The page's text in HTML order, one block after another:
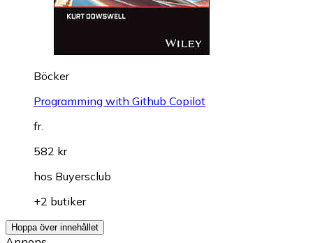
Böcker
Programming with Github Copilot
fr.
582 kr
hos Buyersclub
+2 butiker
Hoppa över innehållet